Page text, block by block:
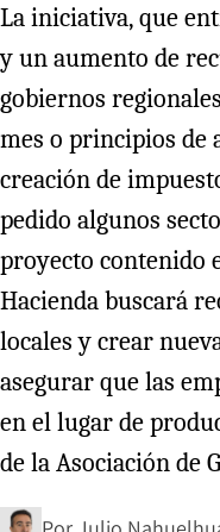
La iniciativa, que
y un aumento de
gobiernos
mes o principios de
creación de
pedido algunos
proyecto contenido
Hacienda buscará
locales y crear
asegurar que las
en el lugar de
de la Asociación de